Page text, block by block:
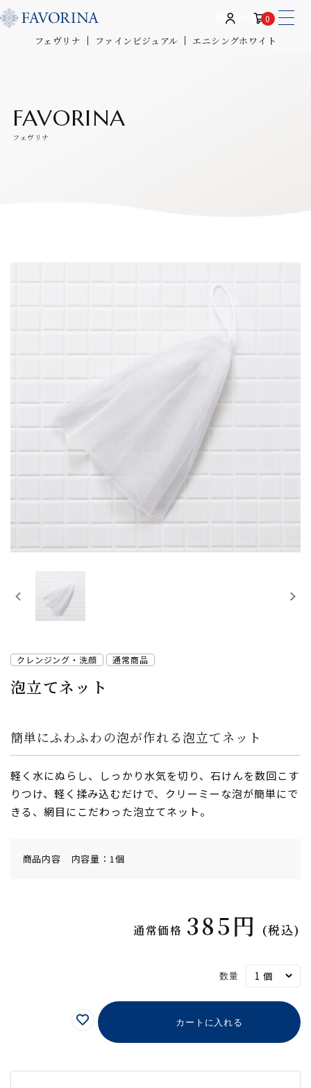
0
フェヴリナ ファインビジュアル エニシングホワイト
FAVORINA
フェヴリナ
クレンジング・洗顔 通常商品
泡立てネット
簡単にふわふわの泡が作れる泡立てネット
軽く水にぬらし、しっかり水気を切り、石けんを数回こす
りつけ、軽く揉み込むだけで、クリーミーな泡が簡単にで
きる、網目にこだわった泡立てネット。
商品内容 内容量：1個
通常価格 385円 (税込)
数量
カートに入れる